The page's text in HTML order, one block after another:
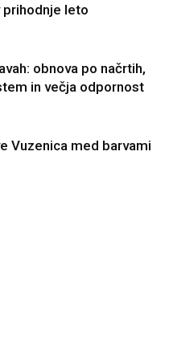
prihodnje leto
obnova po načrtih,
in večja odpornost
Vuzenica med barvami